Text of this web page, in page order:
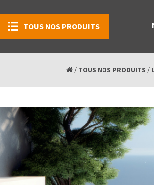
TOUS NOS PRODUITS
/ TOUS NOS PRODUITS /